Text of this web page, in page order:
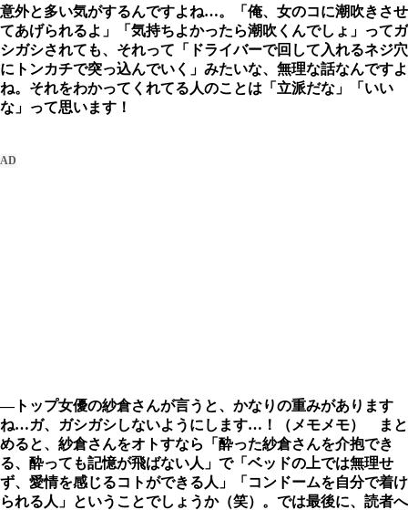
意外と多い気がするんですよね…。「俺、女のコに潮吹きさせ
てあげられるよ」「気持ちよかったら潮吹くんでしょ」ってガ
シガシされても、それって「ドライバーで回して入れるネジ穴
にトンカチで突っ込んでいく」みたいな、無理な話なんですよ
ね。それをわかってくれてる人のことは「立派だな」「いい
な」って思います！
―トップ女優の紗倉さんが言うと、かなりの重みがあります
ね…ガ、ガシガシしないようにします…！（メモメモ） まと
めると、紗倉さんをオトすなら「酔った紗倉さんを介抱でき
る、酔っても記憶が飛ばない人」で「ベッドの上では無理せ
ず、愛情を感じるコトができる人」「コンドームを自分で着け
られる人」ということでしょうか（笑）。では最後に、読者へ